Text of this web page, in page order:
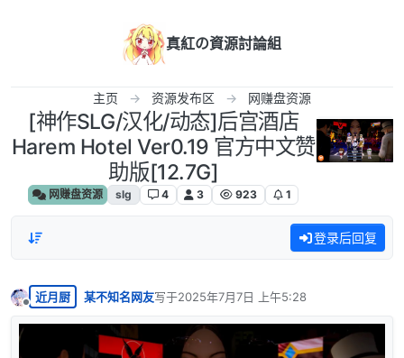
真紅の資源討論組
主页 资源发布区 网赚盘资源
[神作SLG/汉化/动态]后宫酒店
Harem Hotel Ver0.19 官方中文赞
助版[12.7G]
网赚盘资源 slg 4 3 923 1
登录后回复
离线
近月厨 某不知名网友写于2025年7月7日 上午5:28
最后由 编辑